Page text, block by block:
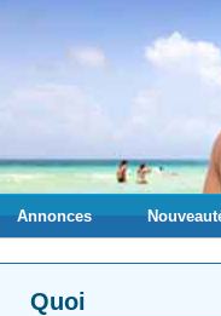
Annonces
Quoi